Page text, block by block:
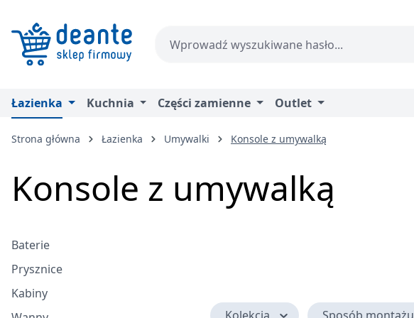
Łazienka Kuchnia Części zamienne Outlet
Strona główna Łazienka Umywalki Konsole z umywalką
Konsole z umywalką
Baterie
Prysznice
Kabiny
Kolekcja Sposób montażu